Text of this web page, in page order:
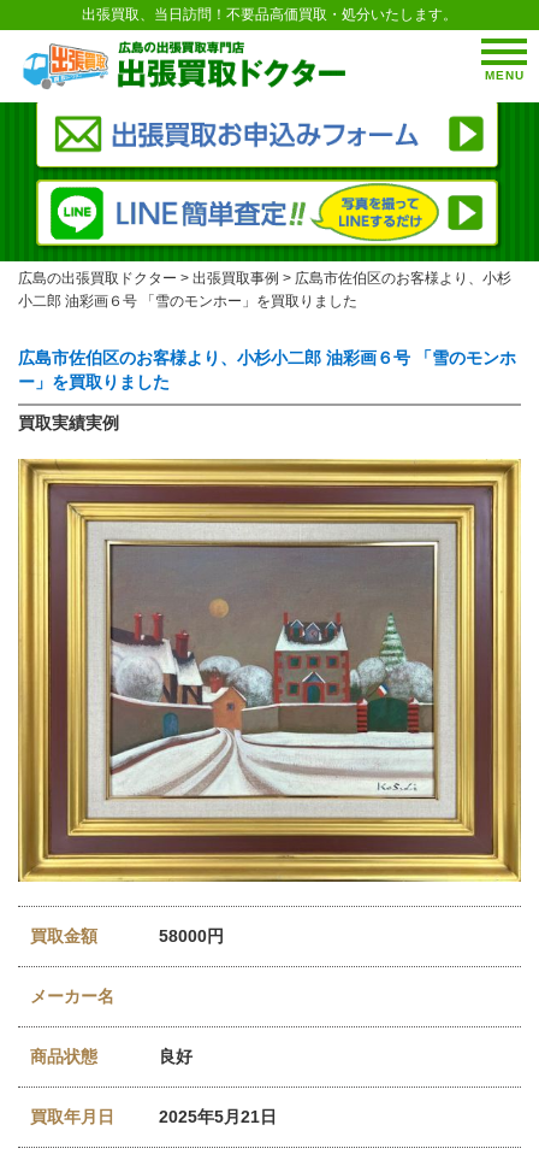
MENU
出張買取、当日訪問！不要品高価買取・処分いたします。
広島の出張買取ドクター > 出張買取事例 > 広島市佐伯区のお客様より、小杉
小二郎 油彩画６号 「雪のモンホー」を買取りました
広島市佐伯区のお客様より、小杉小二郎 油彩画６号 「雪のモンホ
ー」を買取りました
買取実績実例
買取金額 58000円
メーカー名
商品状態 良好
買取年月日 2025年5月21日